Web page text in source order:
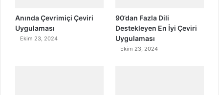
Anında Çevrimiçi Çeviri
Uygulaması
Ekim 23, 2024
90’dan Fazla Dili
Destekleyen En İyi Çeviri
Uygulaması
Ekim 23, 2024